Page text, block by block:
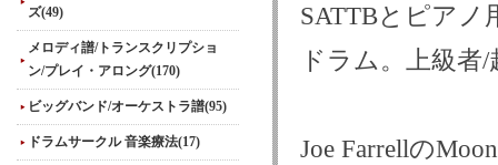
ズ(49)
メロディ譜/トランスクリプショ
ン/プレイ・アロング(170)
ビッグバンド/オーケストラ譜(95)
ドラムサークル 音楽療法(17)
SATTBとピア
ドラム。上級者
Joe Farrellの